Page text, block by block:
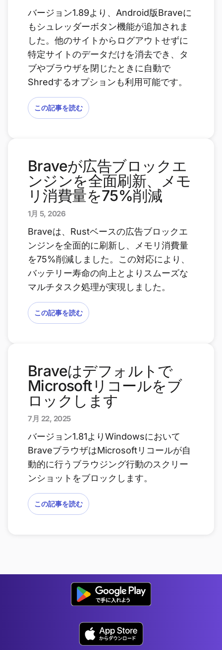
バージョン1.89より、Android版Braveに
もシュレッダーボタン機能が追加されま
した。他のサイトからログアウトせずに
特定サイトのデータだけを消去でき、タ
ブやブラウザを閉じたときに自動で
Shredするオプションも利用可能です。
この記事を読む
Braveが広告ブロックエ
ンジンを全面刷新、メモ
リ消費量を75%削減
1月 5, 2026
Braveは、Rustベースの広告ブロックエ
ンジンを全面的に刷新し、メモリ消費量
を75%削減しました。この対応により、
バッテリー寿命の向上とよりスムーズな
マルチタスク処理が実現しました。
この記事を読む
Braveはデフォルトで
Microsoftリコールをブ
ロックします
7月 22, 2025
バージョン1.81よりWindowsにおいて
BraveブラウザはMicrosoftリコールが自
動的に行うブラウジング行動のスクリー
ンショットをブロックします。
この記事を読む